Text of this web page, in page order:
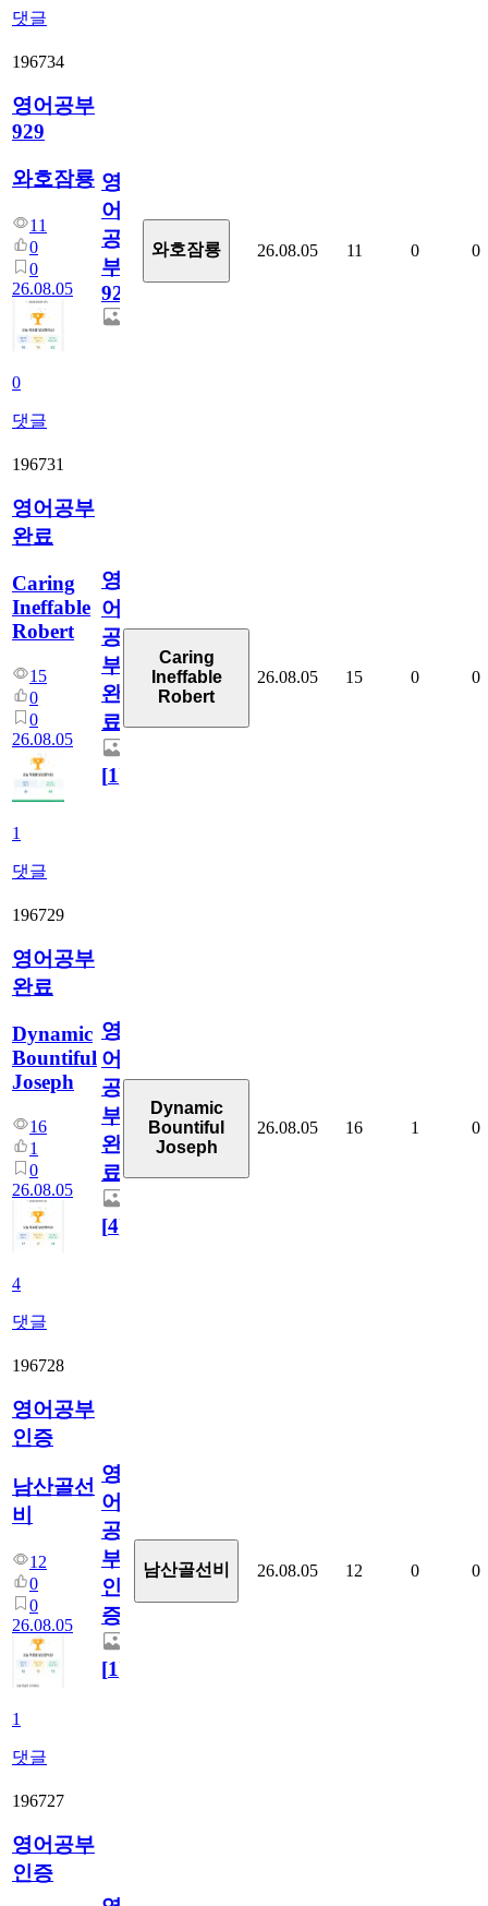
댓글
196734
영어공부
929
와호잠룡
11
0
0
26.08.05
0
댓글
영
어
공
부
929
와호잠룡 26.08.05 11 0 0
196731
영어공부
완료
Caring
Ineffable
Robert
15
0
0
26.08.05
1
댓글
영
어
공
부
완
료
[1]
Caring
Ineffable
Robert
26.08.05 15 0 0
196729
영어공부
완료
Dynamic
Bountiful
Joseph
16
1
0
26.08.05
4
댓글
영
어
공
부
완
료
[4]
Dynamic
Bountiful
Joseph
26.08.05 16 1 0
196728
영어공부
인증
남산골선
비
12
0
0
26.08.05
1
댓글
영
어
공
부
인
증
[1]
남산골선비 26.08.05 12 0 0
196727
영어공부
인증